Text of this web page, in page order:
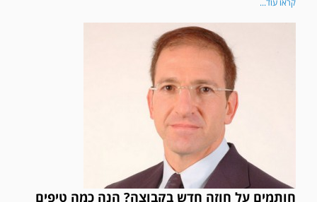
קראו עוד...
חותמים על חוזה חדש בקבוצה? הנה כמה טיפים